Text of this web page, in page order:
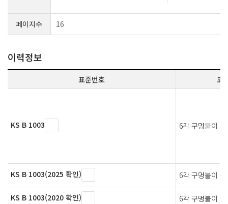
페이지수 16
이력정보
표준번호 표
KS B 1003 6각 구멍붙이
KS B 1003(2025 확인) 6각 구멍붙이
KS B 1003(2020 확인) 6각 구멍붙이